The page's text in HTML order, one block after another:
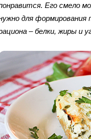
Его смело
для формирования
– белки, жиры и